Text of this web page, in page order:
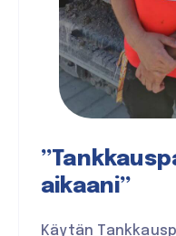
aikaani”
Käytän